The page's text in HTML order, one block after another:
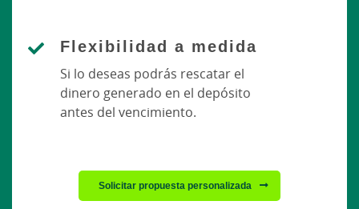
Flexibilidad a medida
Si lo deseas podrás rescatar el
dinero generado en el depósito
antes del vencimiento.
Solicitar propuesta personalizada